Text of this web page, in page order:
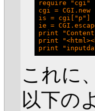
require "cgi"
cgi = CGI.new
is = cgi["p"]
ie =
print
print
これに
以下の